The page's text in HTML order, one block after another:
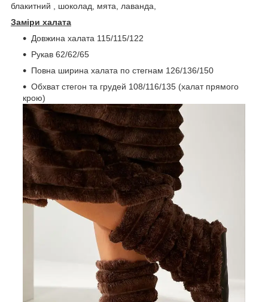
блакитний , шоколад, мята, лаванда,
Заміри халата
Довжина халата 115/115/122
Рукав 62/62/65
Повна ширина халата по стегнам 126/136/150
Обхват стегон та грудей 108/116/135 (халат прямого
крою)